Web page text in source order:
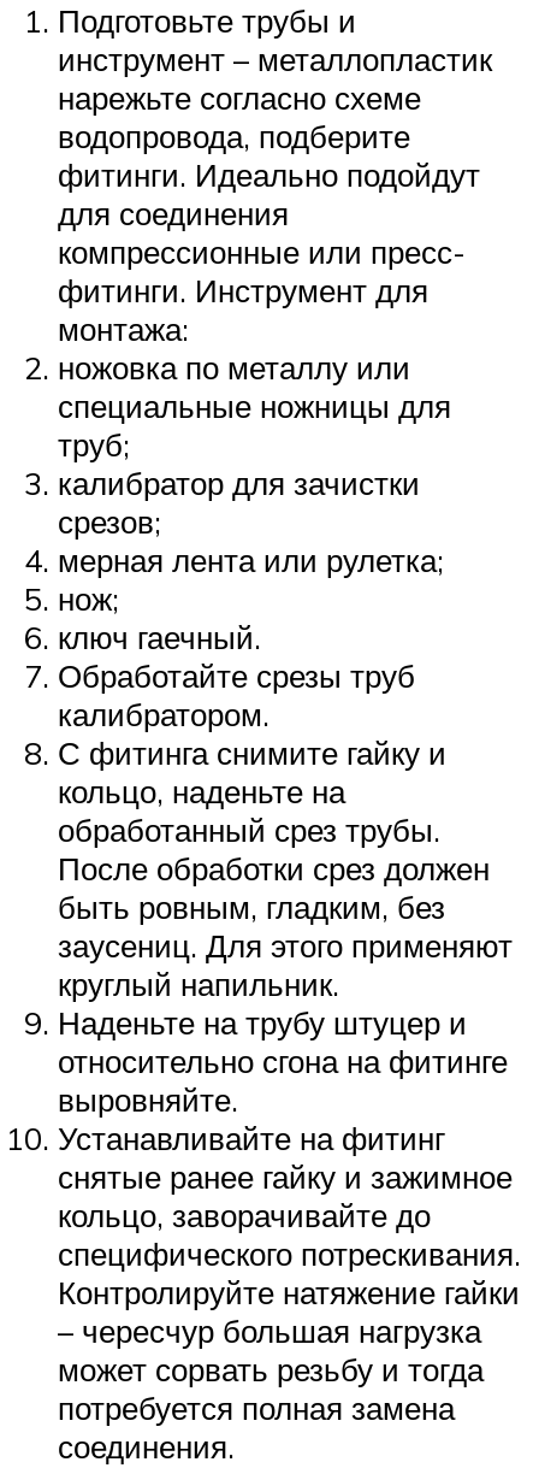
Подготовьте трубы и
инструмент – металлопластик
нарежьте согласно схеме
водопровода, подберите
фитинги. Идеально подойдут
для соединения
компрессионные или пресс-
фитинги. Инструмент для
монтажа:
ножовка по металлу или
специальные ножницы для
труб;
калибратор для зачистки
срезов;
мерная лента или рулетка;
нож;
ключ гаечный.
Обработайте срезы труб
калибратором.
С фитинга снимите гайку и
кольцо, наденьте на
обработанный срез трубы.
После обработки срез должен
быть ровным, гладким, без
заусениц. Для этого применяют
круглый напильник.
Наденьте на трубу штуцер и
относительно сгона на фитинге
выровняйте.
Устанавливайте на фитинг
снятые ранее гайку и зажимное
кольцо, заворачивайте до
специфического потрескивания.
Контролируйте натяжение гайки
– чересчур большая нагрузка
может сорвать резьбу и тогда
потребуется полная замена
соединения.